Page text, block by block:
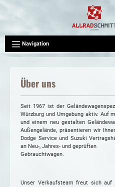
Navigation
Über uns
Seit 1967 ist der
Würzburg und Umgebung aktiv. Auf
und einem neu gestalten
Außengelände, präsentieren wir
Dodge Service und Suzuki
an Neu-, Jahres- und geprüften
Gebrauchtwagen.
Unser Verkaufsteam freut sich auf